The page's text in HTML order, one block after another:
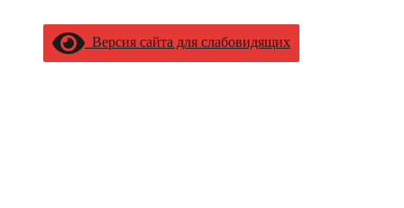
Версия сайта для слабовидящих